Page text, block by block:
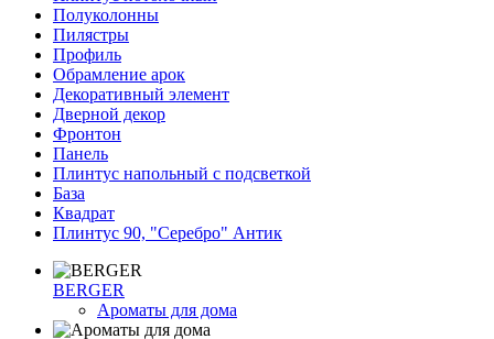
Полуколонны
Пилястры
Профиль
Обрамление арок
Декоративный элемент
Дверной декор
Фронтон
Панель
Плинтус напольный с подсветкой
База
Квадрат
Плинтус 90, "Серебро" Антик
BERGER
Ароматы для дома